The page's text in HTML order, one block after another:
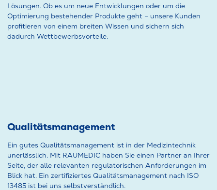
Lösungen. Ob es um neue Entwicklungen oder um die
Optimierung bestehender Produkte geht – unsere Kunden
profitieren von einem breiten Wissen und sichern sich
dadurch Wettbewerbsvorteile.
Qualitätsmanagement
Ein gutes Qualitätsmanagement ist in der Medizintechnik
unerlässlich. Mit RAUMEDIC haben Sie einen Partner an Ihrer
Seite, der alle relevanten regulatorischen Anforderungen im
Blick hat. Ein zertifiziertes Qualitätsmanagement nach ISO
13485 ist bei uns selbstverständlich.